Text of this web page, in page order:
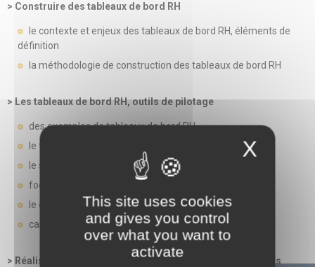
> Construire des tableaux de bord RH
le contexte et enjeux des tableaux de bord RH, éléments de
définition
la méthodologie de construction des tableaux de bord RH
> Les tableaux de bord RH, outils de pilotage
des exemples de tableaux de bord RH
le tableau de pôle automatisé
le suivi budgétaire
focus sur l’absentéisme
le cadran RH
cas pratiques
> Réaliser des diagnostics ciblés et utiliser les référentiels
X
This site uses cookies
and gives you control
over what you want to
activate